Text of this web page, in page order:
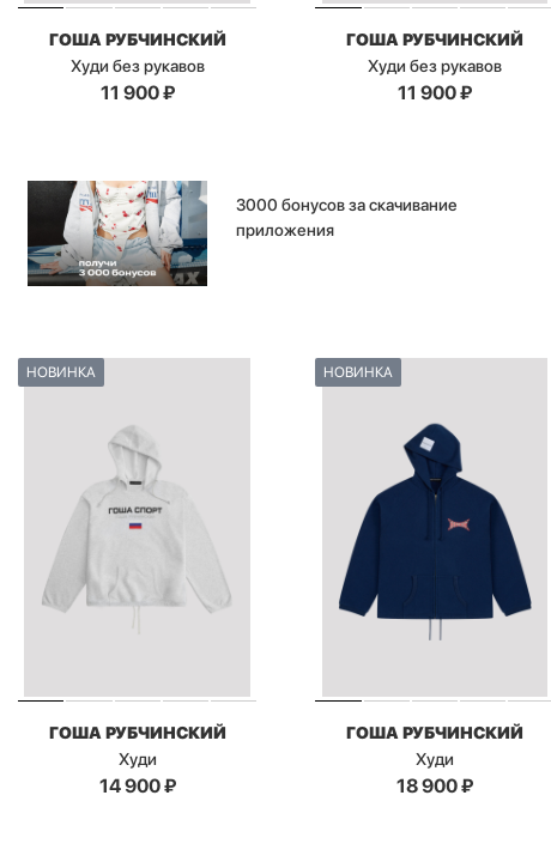
ГОША РУБЧИНСКИЙ
Худи без рукавов
11 900₽
ГОША РУБЧИНСКИЙ
Худи без рукавов
11 900₽
3000 бонусов за скачивание
приложения
НОВИНКА
ГОША РУБЧИНСКИЙ
Худи
14 900₽
НОВИНКА
ГОША РУБЧИНСКИЙ
Худи
18 900₽